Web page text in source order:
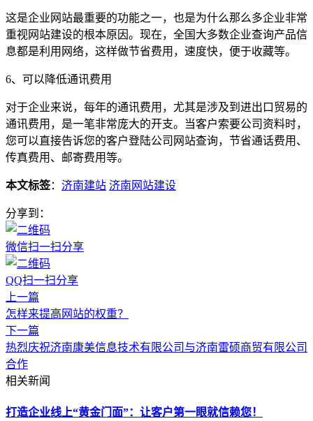
这是企业网站最重要的功能之一，也是为什么那么多企业非常
重视网站建设的根本原因。现在，全国大多数企业查询产品信
息都是利用网络，这样做节省费用，速度快，便于收藏等。
6、可以降低通讯费用
对于企业来说，每年的通讯费用，尤其是涉及到进出口贸易的
通讯费用，是一笔非常庞大的开支。当客户索要公司资料时，
您可以直接告诉您的客户登陆公司网站查询，节省通话费用、
传真费用、邮寄费用等。
本文标签： 济南建站 济南网站建设
分享到：
微信扫一扫分享
QQ扫一扫分享
上一篇
怎样来提高网站的权重？
下一篇
热烈庆祝济南康美信息技术有限公司与济南雷硕商贸有限公司
合作
相关新闻
打造企业线上“黄金门面”：让客户第一眼就信赖您！